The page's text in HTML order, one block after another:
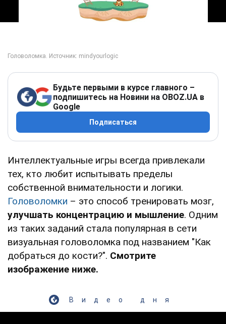
Будьте первыми в курсе главного –
подпишитесь на Новини на OBOZ.UA в
Google
Подписаться
Интеллектуальные игры всегда привлекали
тех, кто любит испытывать пределы
собственной внимательности и логики.
Головоломки – это способ тренировать мозг,
улучшать концентрацию и мышление. Одним
из таких заданий стала популярная в сети
визуальная головоломка под названием "Как
добраться до кости?". Смотрите
изображение ниже.
Видео дня